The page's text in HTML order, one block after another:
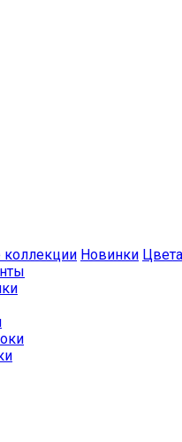
коллекции Новинки Цвета